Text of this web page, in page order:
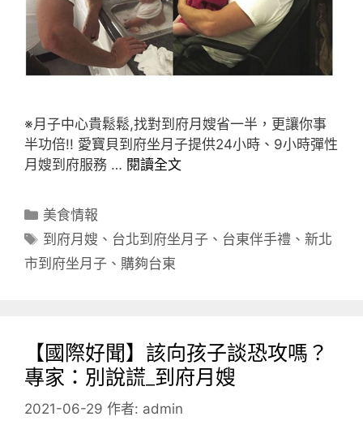
※月子中心貴鬆鬆,找對到府月嫂省一半，更讓你事
半功倍!! 愛寶貝到府坐月子提供24小時、9小時彈性
月嫂到府服務 … 閱讀全文
分
類
美食情報
標
籤
到府月嫂 、 台北到府坐月子 、 台東伴手禮 、新北
市到府坐月子 、 購夠台東
【國際好聞】該向孩子談恐攻嗎？
專家：別說謊_到府月嫂
2021-06-29 作者: admin